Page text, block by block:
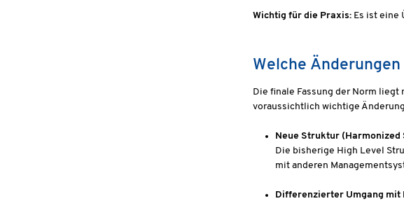
Wichtig für die Praxis: Es ist eine
Welche
Die finale Fassung der Norm
voraussichtlich wichtige
Neue Struktur (Harmonized
Die bisherige High Level
mit anderen
Differenzierter Umgang mit